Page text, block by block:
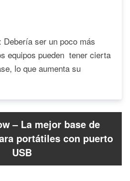
Debería ser un poco más
equipos pueden tener cierta
lo que aumenta su
– La mejor base de
portátiles con puerto
USB